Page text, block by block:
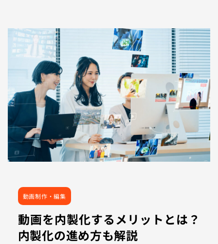
動画制作・編集
動画を内製化するメリットとは？
内製化の進め方も解説